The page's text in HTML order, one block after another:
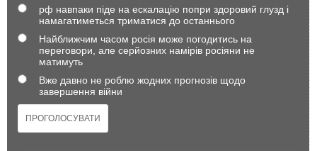
рф навпаки піде на ескалацію попри здоровий глузд і
намагатиметься триматися до останнього
Найближчим часом росія може погодитись на
переговори, але серйозних намірів росіяни не
матимуть
Вже давно не роблю жодних прогнозів щодо
завершення війни